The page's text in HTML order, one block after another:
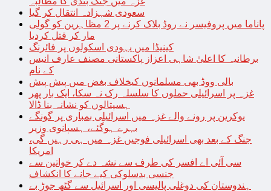
سعودی شہزادہ انتقال کر گیا
پاناما میں پروفیسر نے روڈ بلاک کرنے پر 2 مظاہرین کو گولی
مار کر قتل کردیا
کینیڈا میں یہودی اسکولوں پر فائرنگ
برطانیہ کا اعلیٰ شاہی اعزاز پاکستانی مصنف عارف انیس
کے نام
بالی ووڈ بھی مسلمانوں کیخلاف بغض میں پیش پیش
غزہ پر اسرائیلی حملوں کا سلسلہ رک نہ سکا، ایک بار پھر
ہسپتالوں کو نشانہ بنا ڈالا
یوکرین پر رونے والے غزہ میں اسرائیلی بمباری پر گونگے
بہرے ہوگئے، ہسپانوی وزیر
جنگ کے بعد بھی اسرائیلی فوجیں غزہ میں ہی رہیں گی،
امریکا
سی آئی اے افسر کی طرف سے نشہ دے کر خواتین سے
جنسی بدسلوکی کیے جانے کا انکشاف
ہندوستان کی دوغلی پالیسی اور اسرائیل سے گٹھ جوڑ بے